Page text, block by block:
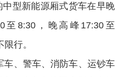
型新能源厢式货车在早晚
至8:30，晚高峰17:30至
行。
车、警车、消防车、运钞车